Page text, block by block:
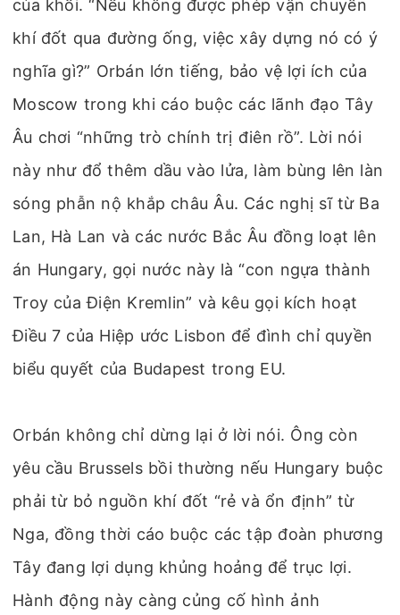
của khối. “Nếu không được phép vận chuyển
khí đốt qua đường ống, việc xây dựng nó có ý
nghĩa gì?” Orbán lớn tiếng, bảo vệ lợi ích của
Moscow trong khi cáo buộc các lãnh đạo Tây
Âu chơi “những trò chính trị điên rồ”. Lời nói
này như đổ thêm dầu vào lửa, làm bùng lên làn
sóng phẫn nộ khắp châu Âu. Các nghị sĩ từ Ba
Lan, Hà Lan và các nước Bắc Âu đồng loạt lên
án Hungary, gọi nước này là “con ngựa thành
Troy của Điện Kremlin” và kêu gọi kích hoạt
Điều 7 của Hiệp ước Lisbon để đình chỉ quyền
biểu quyết của Budapest trong EU.
Orbán không chỉ dừng lại ở lời nói. Ông còn
yêu cầu Brussels bồi thường nếu Hungary buộc
phải từ bỏ nguồn khí đốt “rẻ và ổn định” từ
Nga, đồng thời cáo buộc các tập đoàn phương
Tây đang lợi dụng khủng hoảng để trục lợi.
Hành động này càng củng cố hình ảnh